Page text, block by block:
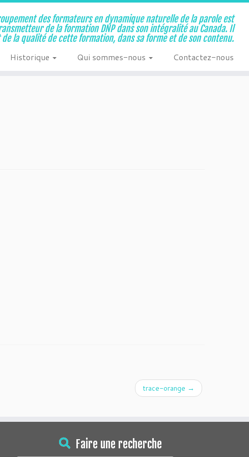
des formateurs en dynamique naturelle de la parole est
de la formation DNP dans son intégralité au Canada. Il
la qualité de cette formation, dans sa forme et de son contenu.
Historique Qui sommes-nous Contactez-nous
trace-orange →
Faire une recherche